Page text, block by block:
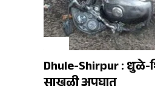
Dhule-Shirpur : धुळे-
साखळी अपघात